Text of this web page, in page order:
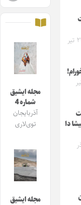
چهارشنبه ۲۴ تیر
تیر
دا
آذر
مجله ایشیق
شماره 4
آذربایجان
توی‌لاری
مجله ایشیق